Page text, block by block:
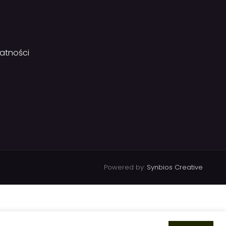
Powered by: Synbios Creative